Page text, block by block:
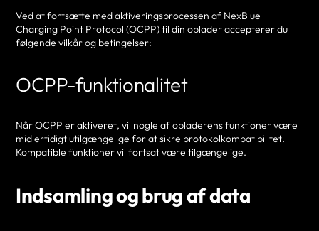
Ved at fortsætte med aktiveringsprocessen af NexBlue
Charging Point Protocol (OCPP) til din oplader accepterer du
følgende vilkår og betingelser:
OCPP-funktionalitet
Når OCPP er aktiveret, vil nogle af opladerens funktioner være
midlertidigt utilgængelige for at sikre protokolkompatibilitet.
Kompatible funktioner vil fortsat være tilgængelige.
Indsamling og brug af data